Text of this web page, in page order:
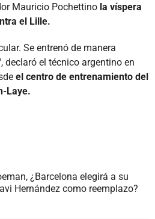
Mauricio Pochettino la víspera
el Lille.
Se entrenó de manera
declaró el técnico argentino en
el centro de entrenamiento del
Laye.
¿Barcelona elegirá a su
Hernández como reemplazo?